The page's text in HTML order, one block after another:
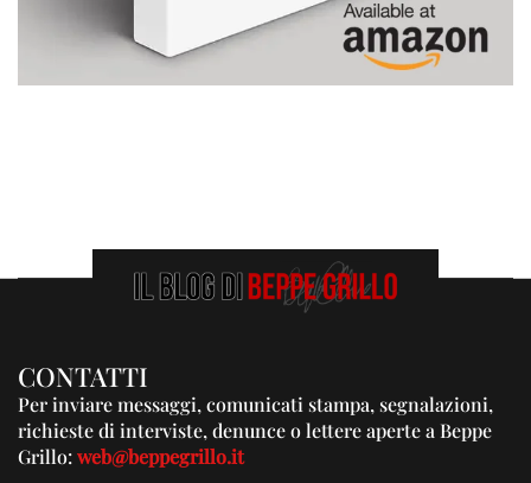
CONTATTI
Per inviare messaggi, comunicati stampa, segnalazioni,
richieste di interviste, denunce o lettere aperte a Beppe
Grillo:web@beppegrillo.it